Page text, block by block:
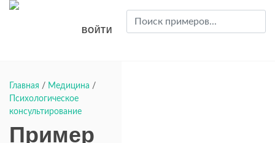
ВОЙТИ
Главная / Медицина /
Психологическое
консультирование
Пример